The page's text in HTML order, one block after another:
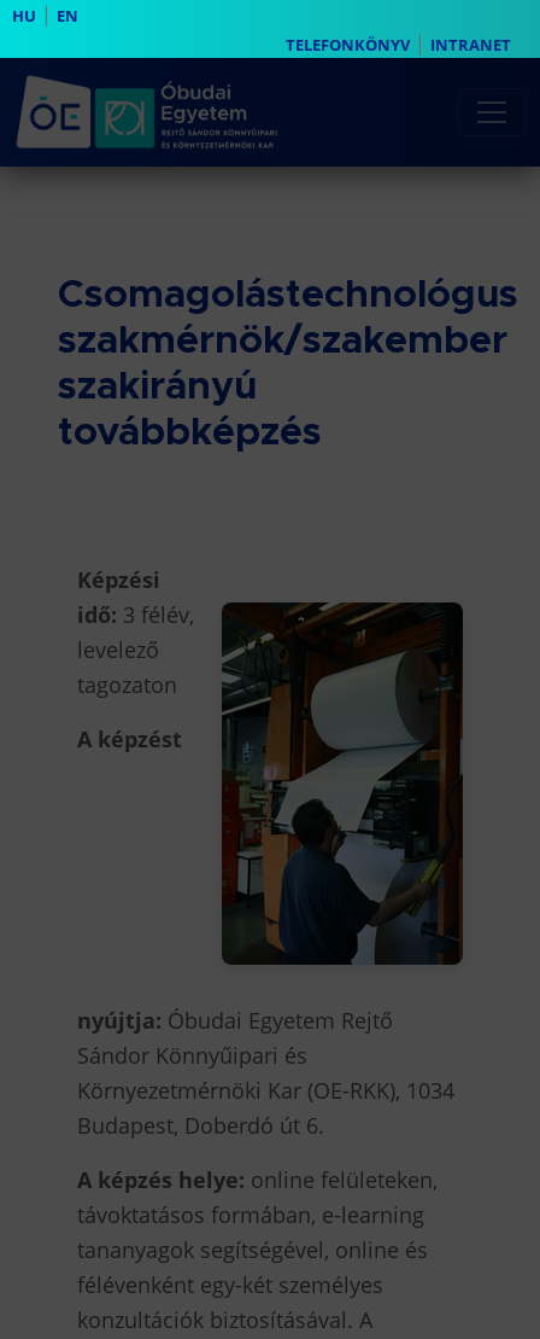
HU | EN
TELEFONKÖNYV| INTRANET
Csomagolástechnológus
szakmérnök/szakember
szakirányú
továbbképzés
Képzési
idő: 3 félév,
levelező
tagozaton
A képzést
nyújtja: Óbudai Egyetem Rejtő
Sándor Könnyűipari és
Környezetmérnöki Kar (OE-RKK), 1034
Budapest, Doberdó út 6.
A képzés helye: online felületeken,
távoktatásos formában, e-learning
tananyagok segítségével, online és
félévenként egy-két személyes
konzultációk biztosításával. A